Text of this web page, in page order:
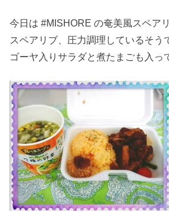
今日は #MISHORE の奄美風スペア
スペアリブ、圧力調理しているそう
ゴーヤ入りサラダと煮たまごも入っ